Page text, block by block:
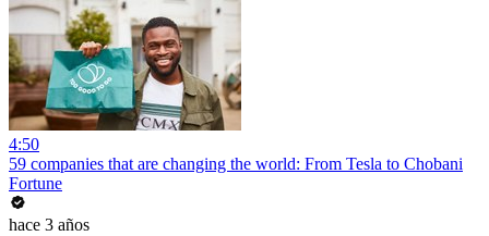
4:50
59 companies that are changing the world: From Tesla to Chobani
Fortune
hace 3 años